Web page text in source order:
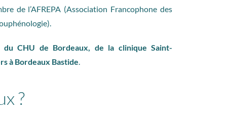
de l’AFREPA (Association Francophone des
du CHU de Bordeaux, de la clinique Saint-
à Bordeaux Bastide
?